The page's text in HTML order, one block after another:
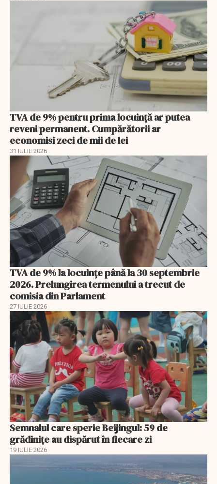
TVA de 9% pentru prima locuință ar putea
reveni permanent. Cumpărătorii ar
economisi zeci de mii de lei
31 IULIE 2026
TVA de 9% la locuințe până la 30 septembrie
2026. Prelungirea termenului a trecut de
comisia din Parlament
27 IULIE 2026
Semnalul care sperie Beijingul: 59 de
grădinițe au dispărut în fiecare zi
19 IULIE 2026